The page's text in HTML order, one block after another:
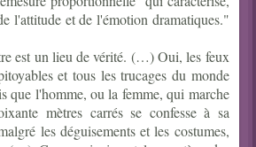
l'attitude et de l'émotion dramatiques."
est un lieu de vérité. (…) Oui, les feux
et tous les trucages du monde
que l'homme, ou la femme, qui marche
mètres carrés se confesse à sa
les déguisements et les costumes,